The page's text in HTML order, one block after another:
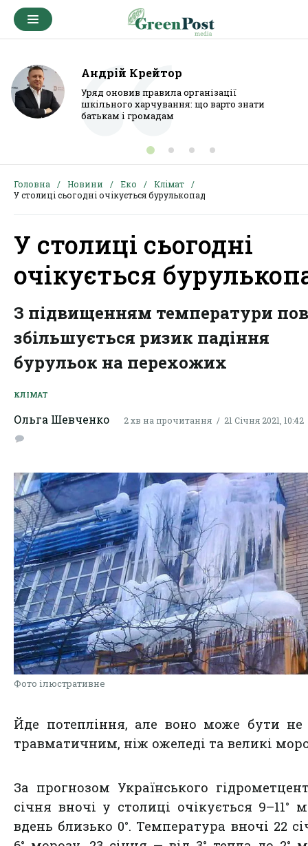
Андрій Крейтор
Уряд оновив правила організації
шкільного харчування: що варто знати
батькам і громадам
Головна Новини Еко
Клімат
У столиці сьогодні очікується бурулькопад
У столиці сьогодні
очікується
З підвищенням температури
збільшується ризик падіння
бурульок на перехожих
КЛІМАТ
Ольга Шевченко 2 хв на прочитання 21 Січня 2021, 10:42
Фото ілюстративне
Йде потепління, але воно може бути
травматичним, ніж ожеледі та великі
За прогнозом Українського
січня вночі у столиці очікується 9–11°
вдень близько 0°. Температура вночі 22